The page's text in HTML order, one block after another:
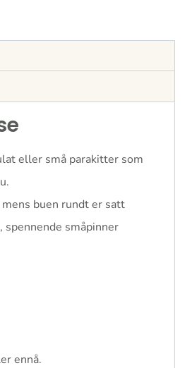
eller små parakitter som
buen rundt er satt
spennende småpinner
ennå.